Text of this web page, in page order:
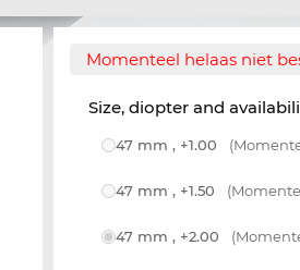
Momenteel helaas niet
Size, diopter and
47 mm , +1.00
47 mm , +1.50
47 mm , +2.00